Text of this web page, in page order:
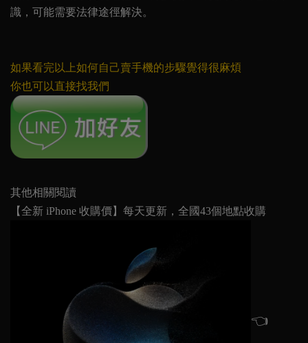
識，可能需要法律途徑解決。
如果看完以上如何自己賣手機的步驟覺得很麻煩
你也可以直接找我們
其他相關閱讀
【全新 iPhone 收購價】每天更新，全國43個地點收購
👈